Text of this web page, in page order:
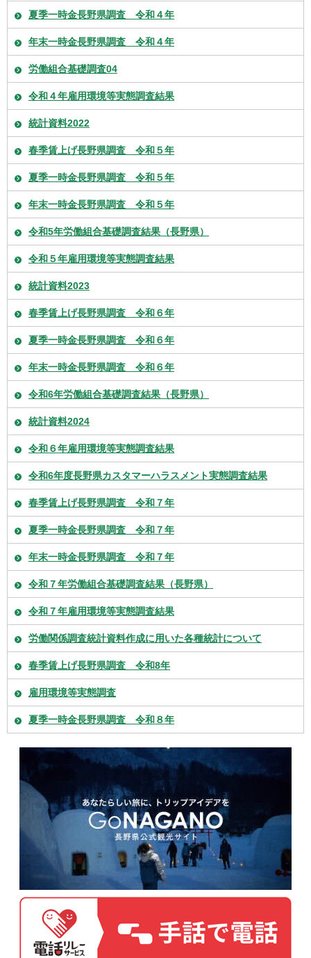
夏季一時金長野県調査 令和４年
年末一時金長野県調査 令和４年
労働組合基礎調査04
令和４年雇用環境等実態調査結果
統計資料2022
春季賃上げ長野県調査 令和５年
夏季一時金長野県調査 令和５年
年末一時金長野県調査 令和５年
令和5年労働組合基礎調査結果（長野県）
令和５年雇用環境等実態調査結果
統計資料2023
春季賃上げ長野県調査 令和６年
夏季一時金長野県調査 令和６年
年末一時金長野県調査 令和６年
令和6年労働組合基礎調査結果（長野県）
統計資料2024
令和６年雇用環境等実態調査結果
令和6年度長野県カスタマーハラスメント実態調査結果
春季賃上げ長野県調査 令和７年
夏季一時金長野県調査 令和７年
年末一時金長野県調査 令和７年
令和７年労働組合基礎調査結果（長野県）
令和７年雇用環境等実態調査結果
労働関係調査統計資料作成に用いた各種統計について
春季賃上げ長野県調査 令和8年
雇用環境等実態調査
夏季一時金長野県調査 令和８年